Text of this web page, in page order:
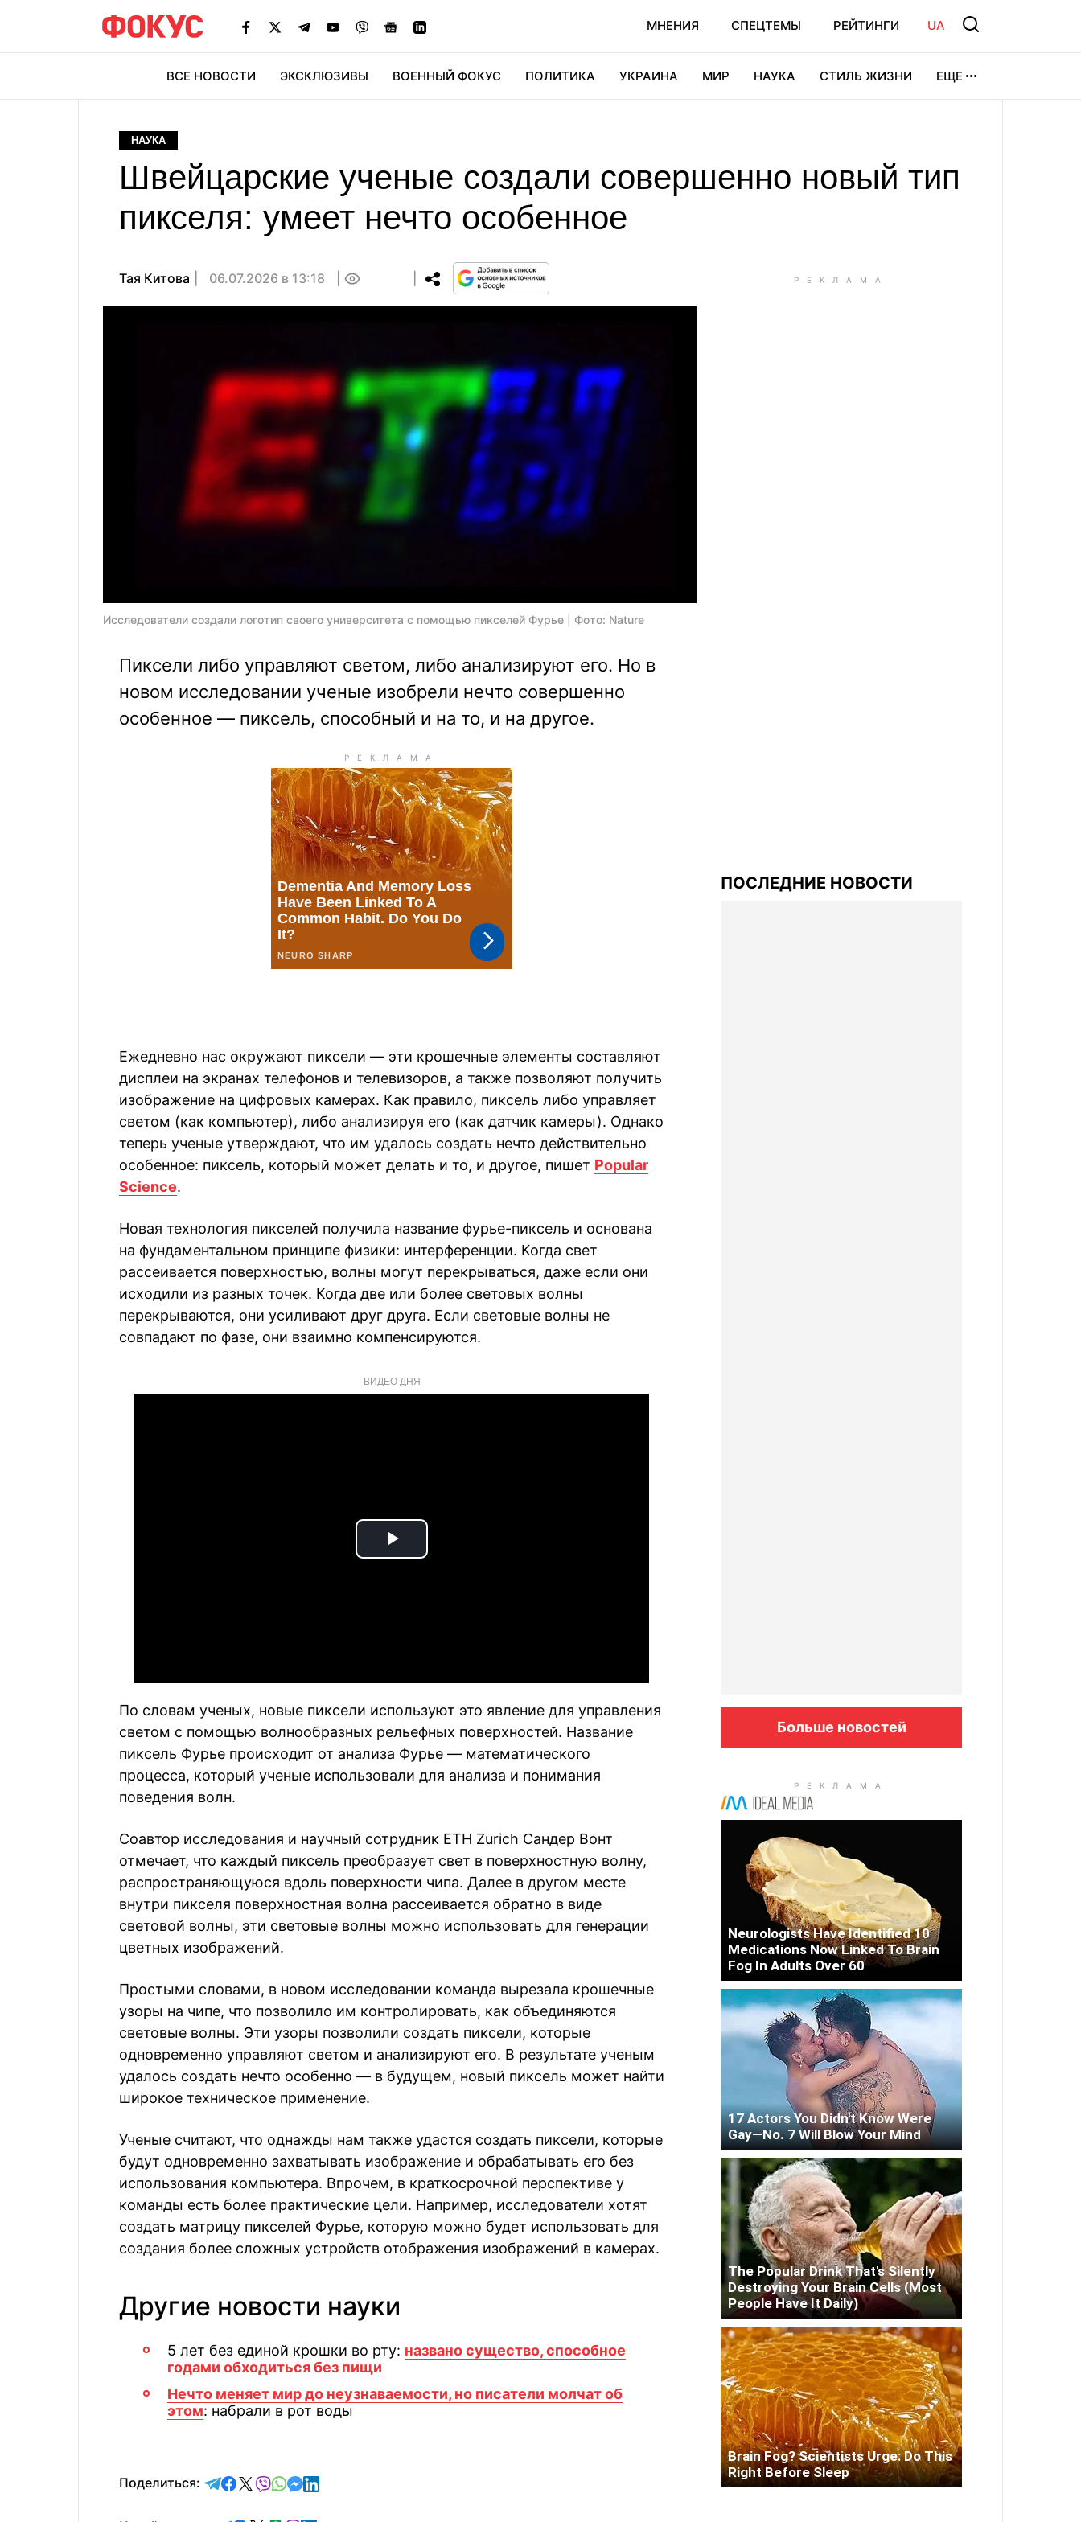
МНЕНИЯ СПЕЦТЕМЫ РЕЙТИНГИ UA
ВСЕ НОВОСТИ ЭКСКЛЮЗИВЫ ВОЕННЫЙ ФОКУС ПОЛИТИКА УКРАИНА МИР НАУКА СТИЛЬ ЖИЗНИ ЕЩЕ
НАУКА
Швейцарские ученые создали совершенно новый тип
пикселя: умеет нечто особенное
Тая Китова 06.07.2026 в 13:18
Исследователи создали логотип своего университета с помощью пикселей Фурье | Фото: Nature
Пиксели либо управляют светом, либо анализируют его. Но в
новом исследовании ученые изобрели нечто совершенно
особенное — пиксель, способный и на то, и на другое.
Ежедневно нас окружают пиксели — эти крошечные элементы составляют
дисплеи на экранах телефонов и телевизоров, а также позволяют получить
изображение на цифровых камерах. Как правило, пиксель либо управляет
светом (как компьютер), либо анализируя его (как датчик камеры). Однако
теперь ученые утверждают, что им удалось создать нечто действительно
особенное: пиксель, который может делать и то, и другое, пишет Popular
Science.
Новая технология пикселей получила название фурье-пиксель и основана
на фундаментальном принципе физики: интерференции. Когда свет
рассеивается поверхностью, волны могут перекрываться, даже если они
исходили из разных точек. Когда две или более световых волны
перекрываются, они усиливают друг друга. Если световые волны не
совпадают по фазе, они взаимно компенсируются.
ВИДЕО ДНЯ
Play
По словам ученых, новые пиксели используют это явление для управления
светом с помощью волнообразных рельефных поверхностей. Название
пиксель Фурье происходит от анализа Фурье — математического
процесса, который ученые использовали для анализа и понимания
поведения волн.
Соавтор исследования и научный сотрудник ETH Zurich Сандер Вонт
отмечает, что каждый пиксель преобразует свет в поверхностную волну,
распространяющуюся вдоль поверхности чипа. Далее в другом месте
внутри пикселя поверхностная волна рассеивается обратно в виде
световой волны, эти световые волны можно использовать для генерации
цветных изображений.
Простыми словами, в новом исследовании команда вырезала крошечные
узоры на чипе, что позволило им контролировать, как объединяются
световые волны. Эти узоры позволили создать пиксели, которые
одновременно управляют светом и анализируют его. В результате ученым
удалось создать нечто особенно — в будущем, новый пиксель может найти
широкое техническое применение.
Ученые считают, что однажды нам также удастся создать пиксели, которые
будут одновременно захватывать изображение и обрабатывать его без
использования компьютера. Впрочем, в краткосрочной перспективе у
команды есть более практические цели. Например, исследователи хотят
создать матрицу пикселей Фурье, которую можно будет использовать для
создания более сложных устройств отображения изображений в камерах.
Другие новости науки
5 лет без единой крошки во рту: названо существо, способное
годами обходиться без пищи
Нечто меняет мир до неузнаваемости, но писатели молчат об
этом: набрали в рот воды
Поделиться: отправить в Telegram
поделиться в Facebook
поделиться в X
отправить в Viber
отправить в Whatsapp
отправить в Messenger
отправить в LinkedIn
ПОСЛЕДНИЕ НОВОСТИ
Больше новостей